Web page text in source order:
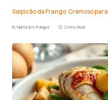
Salpicão de Frango: Cremoso
ByMarta dos Frangos 2 Mins Read